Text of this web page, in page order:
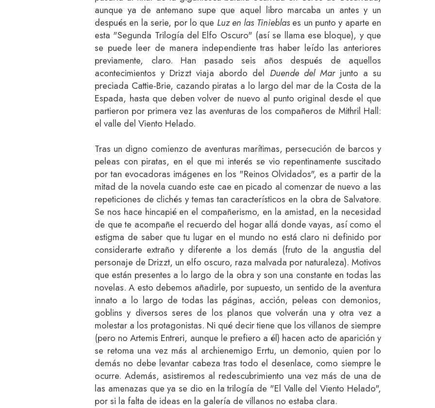
aunque ya de antemano supe que aquel libro marcaba un antes y un
después en la serie, por lo que Luz en las Tinieblases un punto y aparte en
esta "Segunda Trilogía del Elfo Oscuro" (así se llama ese bloque), y que
se puede leer de manera independiente tras haber leído las anteriores
previamente, claro. Han pasado seis años después de aquellos
acontecimientos y Drizzt viaja abordo del Duende del Marjunto a su
preciada Cattie-Brie, cazando piratas a lo largo del mar de la Costa de la
Espada, hasta que deben volver de nuevo al punto original desde el que
partieron por primera vez las aventuras de los compañeros de Mithril Hall:
el valle del Viento Helado.
Tras un digno comienzo de aventuras marítimas, persecución de barcos y
peleas con piratas, en el que mi interés se vio repentinamente suscitado
por tan evocadoras imágenes en los "Reinos Olvidados", es a partir de la
mitad de la novela cuando este cae en picado al comenzar de nuevo a las
repeticiones de clichés y temas tan característicos en la obra de Salvatore.
Se nos hace hincapié en el compañerismo, en la amistad, en la necesidad
de que te acompañe el recuerdo del hogar allá donde vayas, así como el
estigma de saber que tu lugar en el mundo no está claro ni definido por
considerarte extraño y diferente a los demás (fruto de la angustia del
personaje de Drizzt, un elfo oscuro, raza malvada por naturaleza). Motivos
que están presentes a lo largo de la obra y son una constante en todas las
novelas. A esto debemos añadirle, por supuesto, un sentido de la aventura
innato a lo largo de todas las páginas, acción, peleas con demonios,
goblins y diversos seres de los planos que volverán una y otra vez a
molestar a los protagonistas. Ni qué decir tiene que los villanos de siempre
(pero no Artemis Entreri, aunque le prefiero a él) hacen acto de aparición y
se retoma una vez más al archienemigo Errtu, un demonio, quien por lo
demás no debe levantar cabeza tras todo el desenlace, como siempre le
ocurre. Además, asistiremos al redescubrimiento una vez más de una de
las amenazas que ya se dio en la trilogía de "El Valle del Viento Helado",
por si la falta de ideas en la galería de villanos no estaba clara.